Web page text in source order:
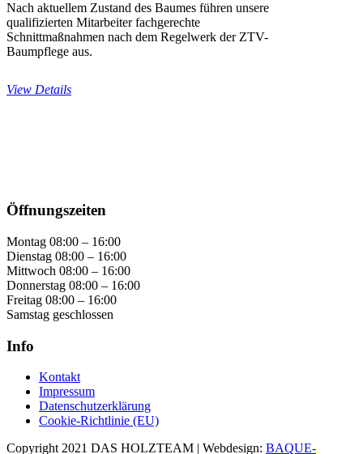
Nach aktuellem Zustand des Baumes führen unsere
qualifizierten Mitarbeiter fachgerechte
Schnittmaßnahmen nach dem Regelwerk der ZTV-
Baumpflege aus.
View Details
Öffnungszeiten
Montag 08:00 – 16:00
Dienstag 08:00 – 16:00
Mittwoch 08:00 – 16:00
Donnerstag 08:00 – 16:00
Freitag 08:00 – 16:00
Samstag geschlossen
Info
Kontakt
Impressum
Datenschutzerklärung
Cookie-Richtlinie (EU)
Copyright 2021 DAS HOLZTEAM | Webdesign: BAQUE-